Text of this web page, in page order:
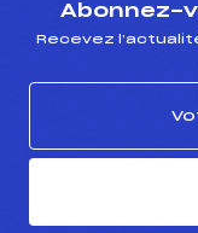
Abonnez-
Recevez